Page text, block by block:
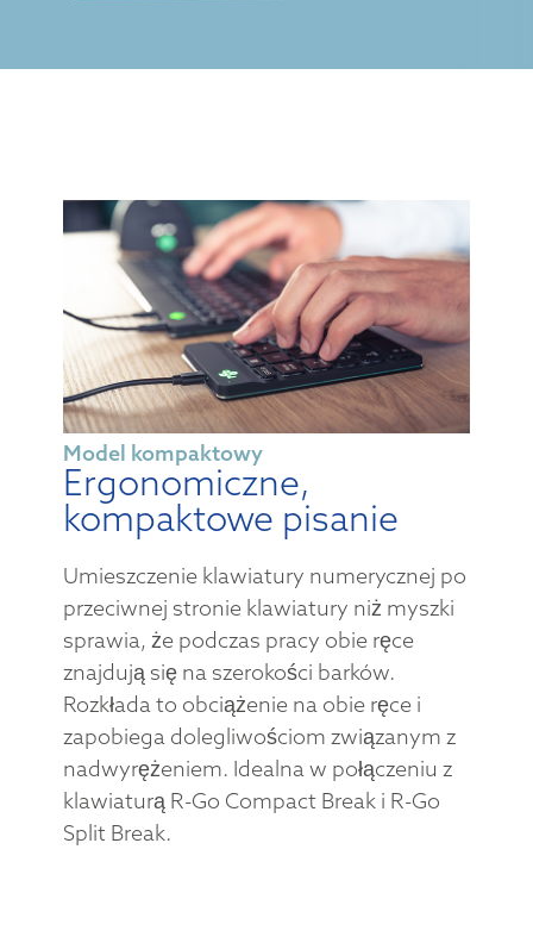
Model kompaktowy
Ergonomiczne,
kompaktowe pisanie
Umieszczenie klawiatury numerycznej po
przeciwnej stronie klawiatury niż myszki
sprawia, że podczas pracy obie ręce
znajdują się na szerokości barków.
Rozkłada to obciążenie na obie ręce i
zapobiega dolegliwościom związanym z
nadwyrężeniem. Idealna w połączeniu z
klawiaturą R-Go Compact Break i R-Go
Split Break.